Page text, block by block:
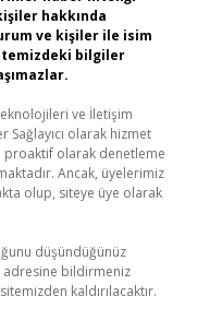
hakkında
ve kişiler ile isim
bilgiler
ve İletişim
Sağlayıcı olarak hizmet
proaktif olarak denetleme
Ancak, üyelerimiz
olup, siteye üye olarak
düşündüğünüz
adresine bildirmeniz
kaldırılacaktır.